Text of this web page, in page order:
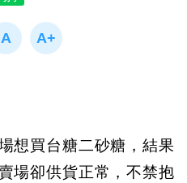
想買台糖二砂糖，結果
場卻供貨正常，不禁抱